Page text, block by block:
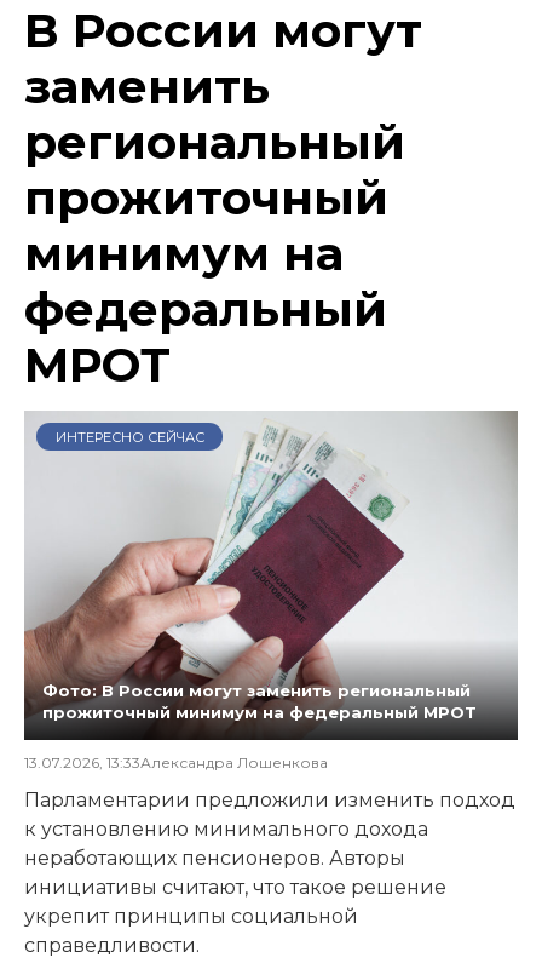
В России могут
заменить
региональный
прожиточный
минимум на
федеральный
МРОТ
ИНТЕРЕСНО СЕЙЧАС
Фото: В России могут заменить региональный
прожиточный минимум на федеральный МРОТ
13.07.2026, 13:33Александра Лошенкова
Парламентарии предложили изменить подход
к установлению минимального дохода
неработающих пенсионеров. Авторы
инициативы считают, что такое решение
укрепит принципы социальной
справедливости.